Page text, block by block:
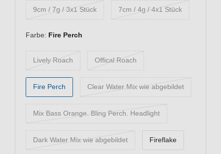
9cm / 7g / 3x1 Stück 7cm / 4g / 4x1 Stück
Farbe: Fire Perch
Lively Roach Offical Roach
Fire Perch Clear Water Mix wie abgebildet
Mix Bass Orange. Bling Perch. Headlight
Dark Water Mix wie abgebildet Fireflake